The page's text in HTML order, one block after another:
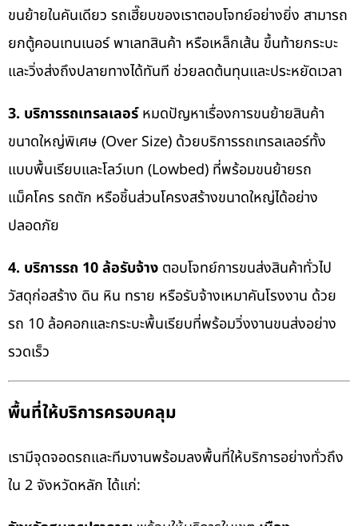
ขนย้ายในคันเดียว รถเฮี๊ยบของเราตอบโจทย์อย่างยิ่ง สามารถ
ยกตู้คอนเทนเนอร์ พาเลทสินค้า หรือเหล็กเส้น ขึ้นท้ายกระบะ
และวิ่งส่งถึงปลายทางได้ทันที ช่วยลดต้นทุนและประหยัดเวลา
3. บริการรถเทรลเลอร์หมดปัญหาเรื่องการขนย้ายสินค้า
ขนาดใหญ่พิเศษ (Over Size) ด้วยบริการรถเทรลเลอร์ทั้ง
แบบพื้นเรียบและโลว์เบท (Lowbed) ที่พร้อมขนย้ายรถ
แม็คโคร รถตัก หรือชิ้นส่วนโครงสร้างขนาดใหญ่ได้อย่าง
ปลอดภัย
4. บริการรถ 10 ล้อรับจ้าง ตอบโจทย์การขนส่งสินค้าทั่วไป
วัสดุก่อสร้าง ดิน หิน ทราย หรือรับจ้างเหมาคันโรงงาน ด้วย
รถ 10 ล้อคอกและกระบะพื้นเรียบที่พร้อมวิ่งงานขนส่งอย่าง
รวดเร็ว
พื้นที่ให้บริการครอบคลุม
เรามีจุดจอดรถและทีมงานพร้อมลงพื้นที่ให้บริการอย่างทั่วถึง
ใน 2 จังหวัดหลัก ได้แก่: